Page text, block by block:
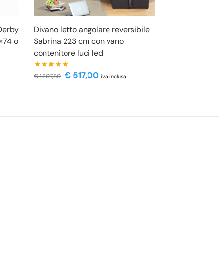
o
Divano letto angolare reversibile
Sabrina 223 cm con vano
contenitore luci led
€1.207,80 € 517,00 iva inclusa